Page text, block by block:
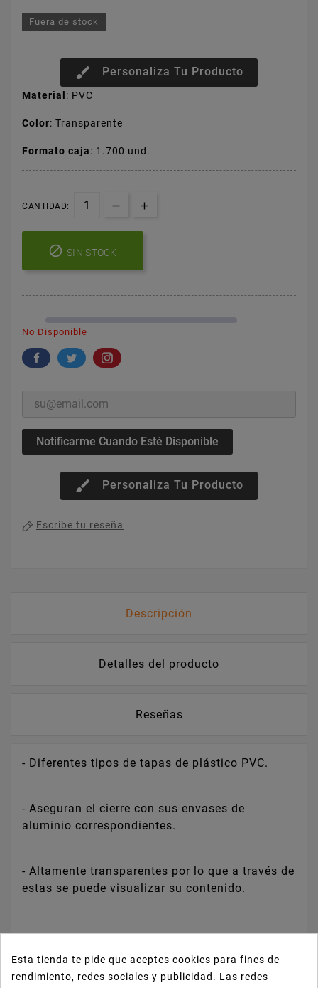
Fuera de stock
brush Personaliza Tu Producto
Material : PVC
Color: Transparente
Formato caja: 1.700 und.
CANTIDAD:
 SIN STOCK
No Disponible
Notificarme Cuando Esté Disponible
brush Personaliza Tu Producto
Escribe tu reseña
Descripción
Detalles del producto
Reseñas
- Diferentes tipos de tapas de plástico PVC.
- Aseguran el cierre con sus envases de
aluminio correspondientes.
- Altamente transparentes por lo que a través de
estas se puede visualizar su contenido.
También Podría Interesarle
Esta tienda te pide que aceptes cookies para fines de
rendimiento, redes sociales y publicidad. Las redes